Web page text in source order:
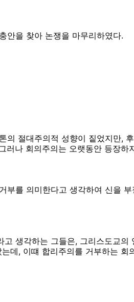
안을 찾아 논쟁을 마무리하였다.
의 절대주의적 성향이 짙었지만,
러나 회의주의는 오랫동안 등장하
부를 의미한다고 생각하여 신을
생각하는 그들은, 그리스도교
데, 이떄 합리주의를 거부하는 회